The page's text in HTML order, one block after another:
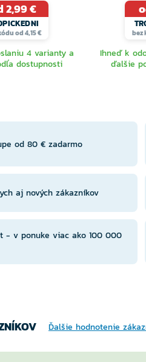
2,99 €
od 4,15 €
4 varianty a
dostupnosti
bez
Ihneď k
ďalšie
od 80 € zadarmo
aj nových zákazníkov
- v ponuke viac ako 100 000
Ďalšie hodnotenie